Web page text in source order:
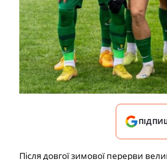
Після довгої зимової перерви